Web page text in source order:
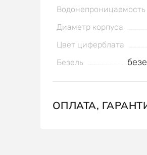
Водонепроницаемость
Диаметр корпуса
Цвет циферблата
Безель
ОПЛАТА,